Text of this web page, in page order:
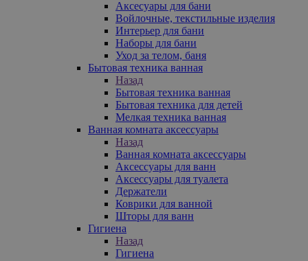
Аксесуары для бани
Войлочные, текстильные изделия
Интерьер для бани
Наборы для бани
Уход за телом, баня
Бытовая техника ванная
Назад
Бытовая техника ванная
Бытовая техника для детей
Мелкая техника ванная
Ванная комната аксессуары
Назад
Ванная комната аксессуары
Аксессуары для ванн
Аксессуары для туалета
Держатели
Коврики для ванной
Шторы для ванн
Гигиена
Назад
Гигиена